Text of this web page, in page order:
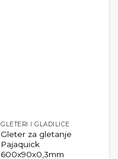
GLETERI I GLADILICE
Gleter za gletanje
Pajaquick
600x90x0,3mm